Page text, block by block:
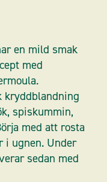
en mild smak
med
kryddblandning
spiskummin,
med att rosta
i ugnen. Under
sedan med